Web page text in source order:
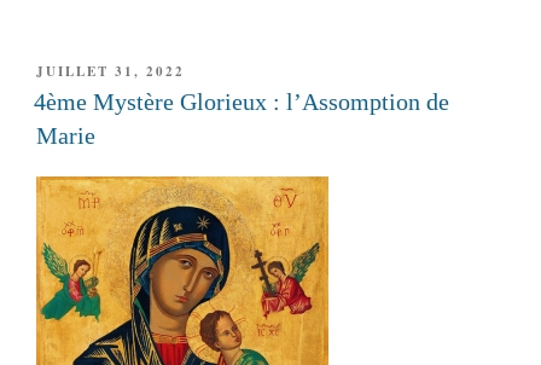
PUBLIÉ
LE
JUILLET 31, 2022
4ème Mystère Glorieux : l’Assomption de
Marie